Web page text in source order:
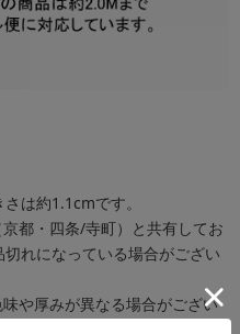
は約1.1cmです。
都・四条/寺町）と共有してお
れになっている場合がござい
や厚みが異なる場合がござい